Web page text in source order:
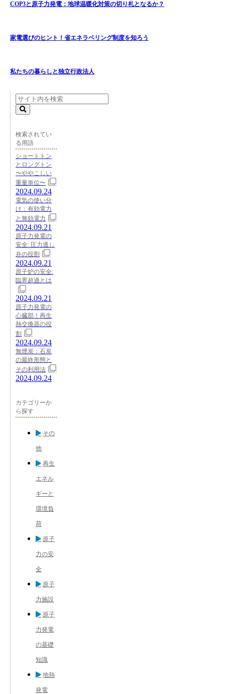
COP3と原子力発電：地球温暖化対策の切り札となるか？
家電選びのヒント！省エネラベリング制度を知ろう
私たちの暮らしと独立行政法人
検索されてい
る用語
ショートトン
とロングトン
〜ややこしい
重量単位〜
2024.09.24
電気の使い分
け：有効電力
と無効電力
2024.09.21
原子力発電の
安全: 圧力逃し
弁の役割
2024.09.21
原子炉の安全:
臨界超過とは
2024.09.21
原子力発電の
心臓部！再生
熱交換器の役
割
2024.09.24
無煙炭：石炭
の最終形態と
その利用法
2024.09.24
カテゴリーか
ら探す
その
他
再生
エネル
ギーと
環境負
荷
原子
力の安
全
原子
力施設
原子
力発電
の基礎
知識
地熱
発電